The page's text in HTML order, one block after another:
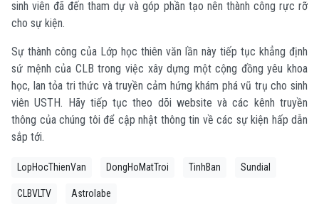
sinh viên đã đến tham dự và góp phần tạo nên thành công rực rỡ
cho sự kiện.
Sự thành công của Lớp học thiên văn lần này tiếp tục khẳng định
sứ mệnh của CLB trong việc xây dựng một cộng đồng yêu khoa
học, lan tỏa tri thức và truyền cảm hứng khám phá vũ trụ cho sinh
viên USTH. Hãy tiếp tục theo dõi website và các kênh truyền
thông của chúng tôi để cập nhật thông tin về các sự kiện hấp dẫn
sắp tới.
LopHocThienVan DongHoMatTroi TinhBan Sundial
CLBVLTV Astrolabe